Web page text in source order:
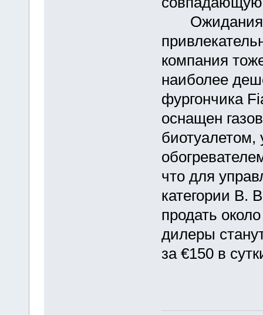
Ожидания
компания
наиболее
фургончика
оснащен
что для
категории B.
продать
дилеры
за €150 в